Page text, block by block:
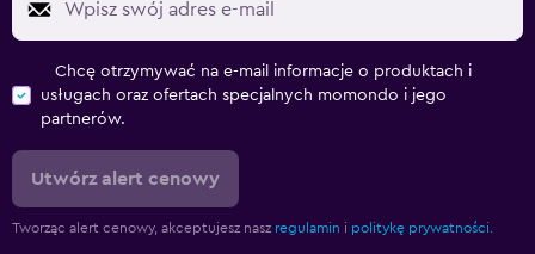
Chcę otrzymywać na e-mail informacje o produktach i
usługach oraz ofertach specjalnych momondo i jego
partnerów.
Utwórz alert cenowy
Tworząc alert cenowy, akceptujesz nasz regulamin i politykę prywatności.